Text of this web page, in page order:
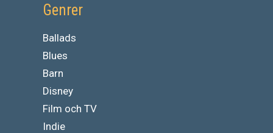
Genrer
Ballads
Blues
Barn
Disney
Film och TV
Indie